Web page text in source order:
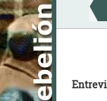
Skip
to
content